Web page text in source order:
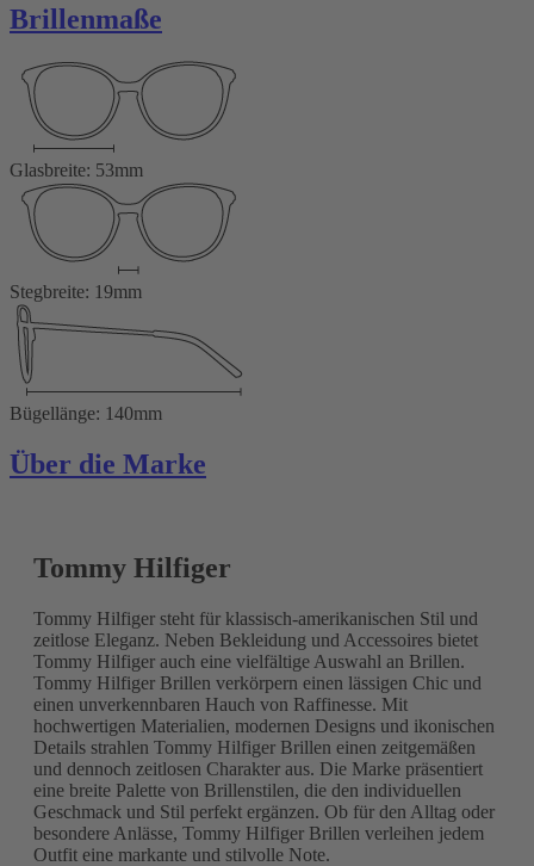
Brillenmaße
Glasbreite: 53mm
Stegbreite: 19mm
Bügellänge: 140mm
Über die Marke
Tommy Hilfiger
Tommy Hilfiger steht für klassisch-amerikanischen Stil und
zeitlose Eleganz. Neben Bekleidung und Accessoires bietet
Tommy Hilfiger auch eine vielfältige Auswahl an Brillen.
Tommy Hilfiger Brillen verkörpern einen lässigen Chic und
einen unverkennbaren Hauch von Raffinesse. Mit
hochwertigen Materialien, modernen Designs und ikonischen
Details strahlen Tommy Hilfiger Brillen einen zeitgemäßen
und dennoch zeitlosen Charakter aus. Die Marke präsentiert
eine breite Palette von Brillenstilen, die den individuellen
Geschmack und Stil perfekt ergänzen. Ob für den Alltag oder
besondere Anlässe, Tommy Hilfiger Brillen verleihen jedem
Outfit eine markante und stilvolle Note.